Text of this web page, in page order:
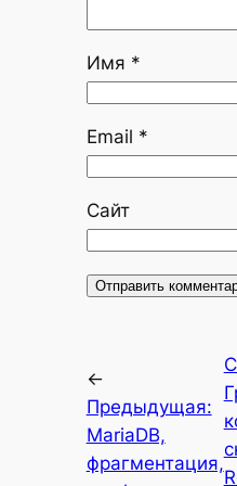
Имя *
Email *
Сайт
←
Предыдущая:
MariaDB,
фрагментация,